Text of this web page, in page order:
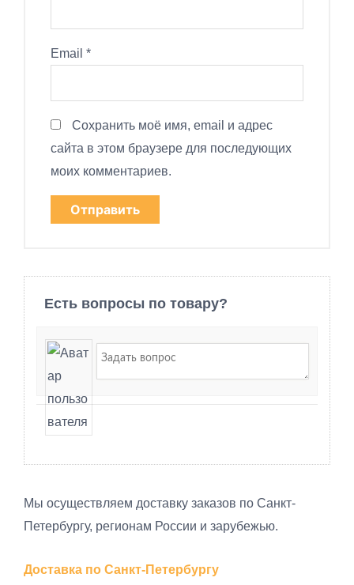
Email *
Сохранить моё имя, email и адрес
сайта в этом браузере для последующих
моих комментариев.
Есть вопросы по товару?
Мы осуществляем доставку заказов по Санкт-
Петербургу, регионам России и зарубежью.
Доставка по Санкт-Петербургу